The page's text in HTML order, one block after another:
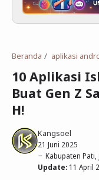
Islam
Fiqih
Adab dan
Sejarah Islam
Cerita
Android
Aplikasi
Komputer
Linux
Open Source
Hardware
Blogging
WordPress
Blogging
Murottal
Ebook Islam
Lain-lain
Tutorial
Beranda aplikasi
10 Aplikasi
Buat Gen Z
H!
Kangsoel
21 Juni 2025
Kabupaten
Update: 11 April